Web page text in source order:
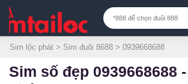
Sim lộc phát > Sim đuôi 8688 > 0939668688
sim số đẹp 0939668688 - sim lộc